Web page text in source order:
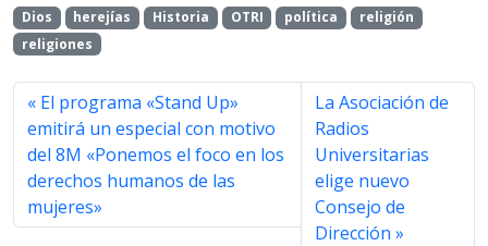
c
e
b
o
o
k
i
t
t
e
r
a
t
s
A
p
p
l
e
r
a
m
a
i
p
y
i
n
k
a
r
Dios herejías Historia OTRI política
religión
religiones
El programa «Stand Up»
emitirá un especial con motivo
del 8M «Ponemos el foco en los
derechos humanos de las
mujeres»
La Asociación de
Radios
Universitarias
elige nuevo
Consejo de
Dirección